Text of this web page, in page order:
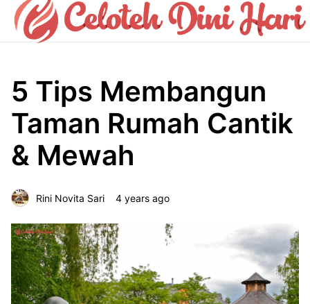
5 Tips Membangun
Taman Rumah Cantik
& Mewah
Rini Novita Sari 4 years ago